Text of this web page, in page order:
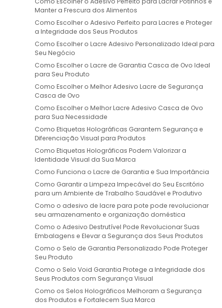
Manter a Frescura dos Alimentos
Como Escolher o Adesivo Perfeito para Lacres e Proteger
a Integridade dos Seus Produtos
Como Escolher o Lacre Adesivo Personalizado Ideal para
Seu Negócio
Como Escolher o Lacre de Garantia Casca de Ovo Ideal
para Seu Produto
Como Escolher o Melhor Adesivo Lacre de Segurança
Casca de Ovo
Como Escolher o Melhor Lacre Adesivo Casca de Ovo
para Sua Necessidade
Como Etiquetas Holográficas Garantem Segurança e
Diferenciação Visual para Produtos
Como Etiquetas Holográficas Podem Valorizar a
Identidade Visual da Sua Marca
Como Funciona o Lacre de Garantia e Sua Importância
Como Garantir a Limpeza Impecável do Seu Escritório
para um Ambiente de Trabalho Saudável e Produtivo
Como o adesivo de lacre para pote pode revolucionar
seu armazenamento e organização doméstica
Como o Adesivo Destrutível Pode Revolucionar Suas
Embalagens e Elevar a Segurança dos Seus Produtos
Como o Selo de Garantia Personalizado Pode Proteger
Seu Produto
Como o Selo Void Garantia Protege a Integridade dos
Seus Produtos com Segurança Visual
Como os Selos Holográficos Melhoram a Segurança
dos Produtos e Fortalecem Sua Marca